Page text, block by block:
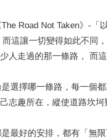
Road Not Taken》-「
這讓一切變得如此不同
人走過的那一條路， 而
選擇哪一條路，每一個
志趣所在，縱使道路坎
最好的安排，都有「無